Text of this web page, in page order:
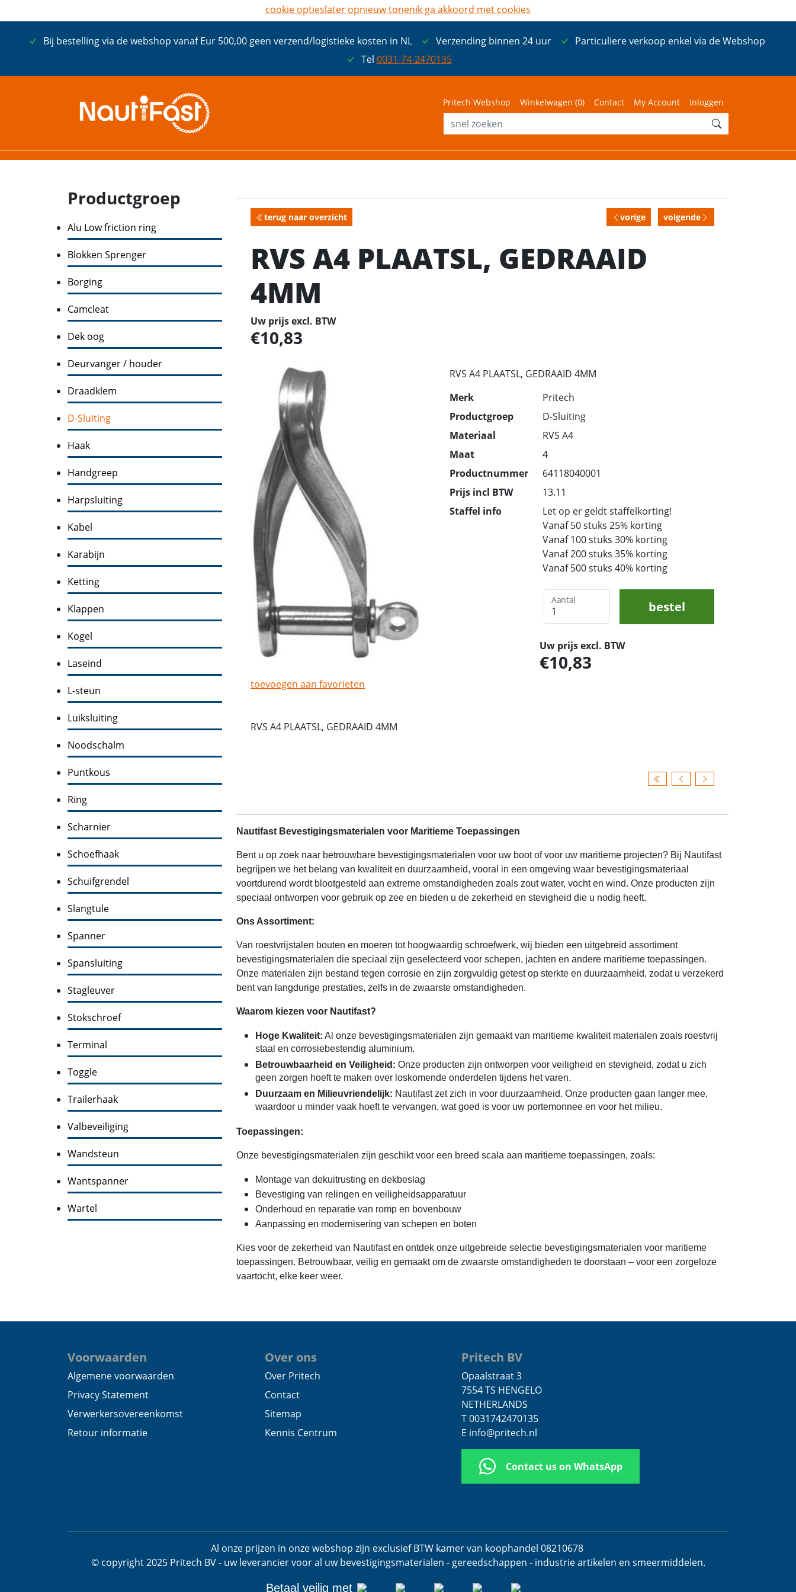
Bij bestelling via de webshop vanaf Eur 500,00 geen verzend/logistieke kosten in NL Verzending binnen 24 uur
Particuliere verkoop enkel via de Webshop
Tel 0031-74-2470135
Pritech Webshop Winkelwagen (0) Contact My Account Inloggen
Productgroep
Alu Low friction ring
Blokken Sprenger
Borging
Camcleat
Dek oog
Deurvanger / houder
Draadklem
D-Sluiting
Haak
Handgreep
Harpsluiting
Kabel
Karabijn
Ketting
Klappen
Kogel
Laseind
L-steun
Luiksluiting
Noodschalm
Puntkous
Ring
Scharnier
Schoefhaak
Schuifgrendel
Slangtule
Spanner
Spansluiting
Stagleuver
Stokschroef
Terminal
Toggle
Trailerhaak
Valbeveiliging
Wandsteun
Wantspanner
Wartel
terug naar overzicht vorige volgende
RVS A4 PLAATSL, GEDRAAID
4MM
Uw prijs excl. BTW
10,83
RVS A4 PLAATSL, GEDRAAID 4MM
Merk
Pritech
Productgroep
D-Sluiting
Materiaal
RVS A4
Maat
4
Productnummer
64118040001
Prijs incl BTW
13.11
Staffel info
Let op er geldt staffelkorting!
Vanaf 50 stuks 25% korting
Vanaf 100 stuks 30% korting
Vanaf 200 stuks 35% korting
Vanaf 500 stuks 40% korting
Aantal bestel
Uw prijs excl. BTW
10,83
toevoegen aan favorieten
RVS A4 PLAATSL, GEDRAAID 4MM
Nautifast Bevestigingsmaterialen voor Maritieme Toepassingen
Bent u op zoek naar betrouwbare bevestigingsmaterialen voor uw boot of voor uw maritieme projecten? Bij Nautifast
begrijpen we het belang van kwaliteit en duurzaamheid, vooral in een omgeving waar bevestigingsmateriaal
voortdurend wordt blootgesteld aan extreme omstandigheden zoals zout water, vocht en wind. Onze producten zijn
speciaal ontworpen voor gebruik op zee en bieden u de zekerheid en stevigheid die u nodig heeft.
Ons Assortiment:
Van roestvrijstalen bouten en moeren tot hoogwaardig schroefwerk, wij bieden een uitgebreid assortiment
bevestigingsmaterialen die speciaal zijn geselecteerd voor schepen, jachten en andere maritieme toepassingen.
Onze materialen zijn bestand tegen corrosie en zijn zorgvuldig getest op sterkte en duurzaamheid, zodat u verzekerd
bent van langdurige prestaties, zelfs in de zwaarste omstandigheden.
Waarom kiezen voor Nautifast?
Hoge Kwaliteit: Al onze bevestigingsmaterialen zijn gemaakt van maritieme kwaliteit materialen zoals roestvrij
staal en corrosiebestendig aluminium.
Betrouwbaarheid en Veiligheid: Onze producten zijn ontworpen voor veiligheid en stevigheid, zodat u zich
geen zorgen hoeft te maken over loskomende onderdelen tijdens het varen.
Duurzaam en Milieuvriendelijk: Nautifast zet zich in voor duurzaamheid. Onze producten gaan langer mee,
waardoor u minder vaak hoeft te vervangen, wat goed is voor uw portemonnee en voor het milieu.
Toepassingen:
Onze bevestigingsmaterialen zijn geschikt voor een breed scala aan maritieme toepassingen, zoals:
Montage van dekuitrusting en dekbeslag
Bevestiging van relingen en veiligheidsapparatuur
Onderhoud en reparatie van romp en bovenbouw
Aanpassing en modernisering van schepen en boten
Kies voor de zekerheid van Nautifast en ontdek onze uitgebreide selectie bevestigingsmaterialen voor maritieme
toepassingen. Betrouwbaar, veilig en gemaakt om de zwaarste omstandigheden te doorstaan – voor een zorgeloze
vaartocht, elke keer weer.
Voorwaarden
Algemene voorwaarden
Privacy Statement
Verwerkersovereenkomst
Retour informatie
Over ons
Over Pritech
Contact
Sitemap
Kennis Centrum
Pritech BV
Opaalstraat 3
7554 TS HENGELO
NETHERLANDS
T 0031742470135
E info@pritech.nl
Contact us on WhatsApp
Al onze prijzen in onze webshop zijn exclusief BTW kamer van koophandel 08210678.
© copyright 2025 Pritech BV - uw leverancier voor al uw bevestigingsmaterialen - gereedschappen - industrie artikelen en smeermiddelen.
Betaal veilig met
cookie optieslater opnieuw tonenik ga akkoord met cookies